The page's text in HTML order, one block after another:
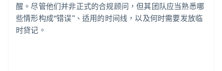
醒。尽管他们并非正式的合规顾问，但其团队应当熟悉哪
些情形构成“错误”、适用的时间线，以及何时需要发放临
时贷记。